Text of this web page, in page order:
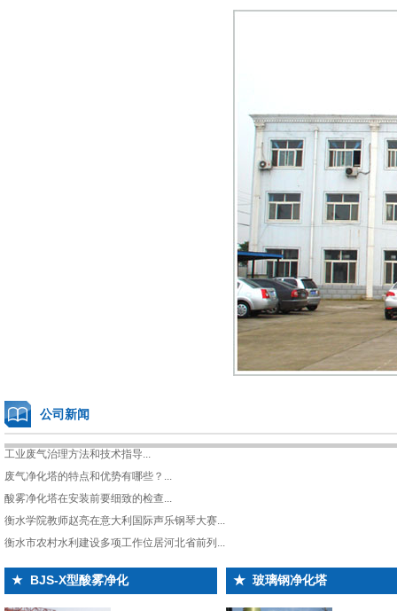
公司新闻
工业废气治理方法和技术指导...
废气净化塔的特点和优势有哪些？...
酸雾净化塔在安装前要细致的检查...
衡水学院教师赵亮在意大利国际声乐钢琴大赛...
衡水市农村水利建设多项工作位居河北省前列...
★ BJS-X型酸雾净化 ★ 玻璃钢净化塔